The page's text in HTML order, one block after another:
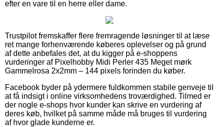
efter en vare til en herre eller dame.
Trustpilot fremskaffer flere fremragende løsninger til at læse
ret mange forhenværende køberes oplevelser og på grund
af dette anbefales det, at du kigger på e-shoppens
vurderinger af Pixelhobby Midi Perler 435 Meget mørk
Gammelrosa 2x2mm – 144 pixels forinden du køber.
Facebook byder på ydermere fuldkommen stabile genveje til
at få indsigt i online virksomhedens troværdighed. Tilmed er
der nogle e-shops hvor kunder kan skrive en vurdering af
deres køb, hvilket på samme måde må bruges til vurdering
af hvor glade kunderne er.